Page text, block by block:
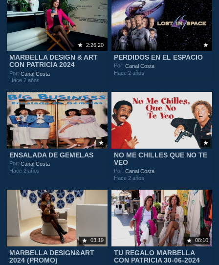
2:26:20
MARBELLA DESIGN & ART
CON PATRICIA 2024
Por:Canal Costa
Hace 2 años
PERDIDOS EN EL ESPACIO
Por:Canal Costa
Hace 2 años
ENSALADA DE GEMELAS
Por:Canal Costa
Hace 2 años
NO ME CHILLES QUE NO TE
VEO
Por:Canal Costa
Hace 2 años
03:19
MARBELLA DESIGN&ART
2024 (PROMO)
08:10
TU REGALO MARBELLA
CON PATRICIA 30-06-2024